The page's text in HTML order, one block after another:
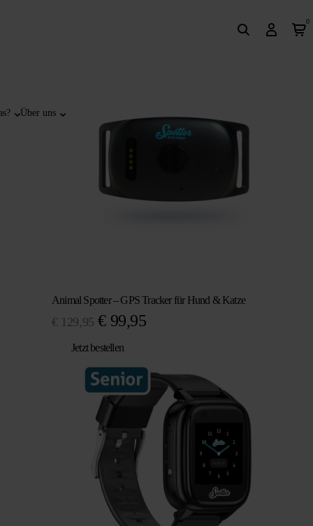
Über uns
0
Animal Spotter – GPS Tracker für Hund & Katze
€ 129,95 Ursprünglicher
Preis
€ 129,95
€ 99,95Aktueller
€ 99,95.
Jetzt bestellen